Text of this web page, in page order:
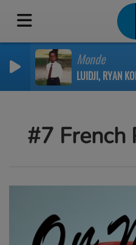
Monde
LUIDJI, RYAN
#7 French